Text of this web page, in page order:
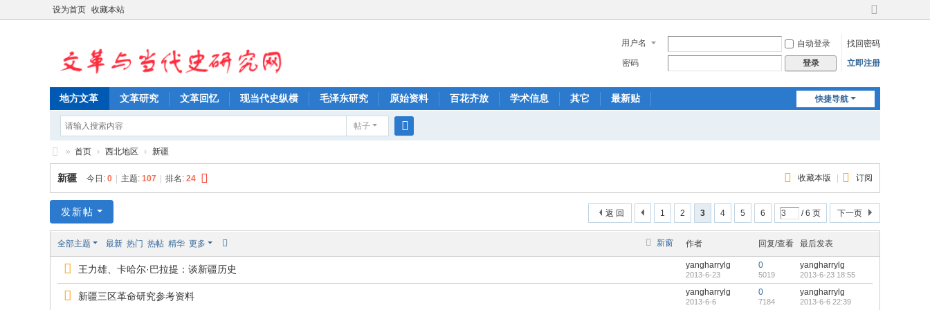
设为首页 收藏本站
切
到
宽
用户名 自动登录
找回密码
密码
登录 立即注册
快捷导航
地方文革 文革研究 文革回忆 现当代史纵横 毛泽东研究 原始资料 百花齐放 学术信息 其它 最新贴
帖子
索
文
革
当
» 首页 › 西北地区 › 新疆
收藏本版 订阅
新疆 今日: 0 主题: 107 排名: 24
1 2 3 4 5 6 / 6 页 下一页
返 回
发新帖
新窗
全部主题 最新 热门 热帖 精华 更多 作者 回复/查看 最后发表
王力雄、卡哈尔·巴拉提：谈新疆历史 yangharrylg
2013-6-23
0
5019
yangharrylg
2013-6-23 18:55
新疆三区革命研究参考资料 yangharrylg
2013-6-6
0
7184
yangharrylg
2013-6-6 22:39